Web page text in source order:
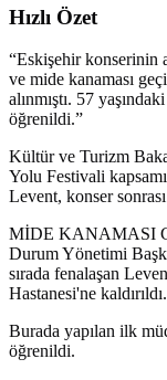
Hızlı Özet
“Eskişehir konserinin
ve mide kanaması
alınmıştı. 57
öğrenildi.”
Kültür ve Turizm
Yolu Festivali
Levent, konser
MİDE KANAMASI
Durum Yönetimi
sırada fenalaşan
Hastanesi'ne kaldırıldı.
Burada yapılan ilk
öğrenildi.